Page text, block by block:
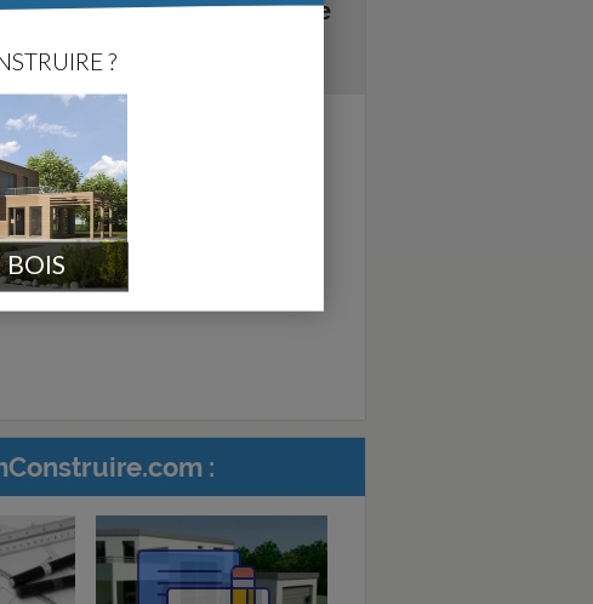
: faites chiffrer votre
par ForumConstruire.com.
:
?